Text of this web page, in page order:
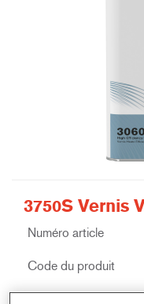
3750S Vernis
Numéro article
Code du produit